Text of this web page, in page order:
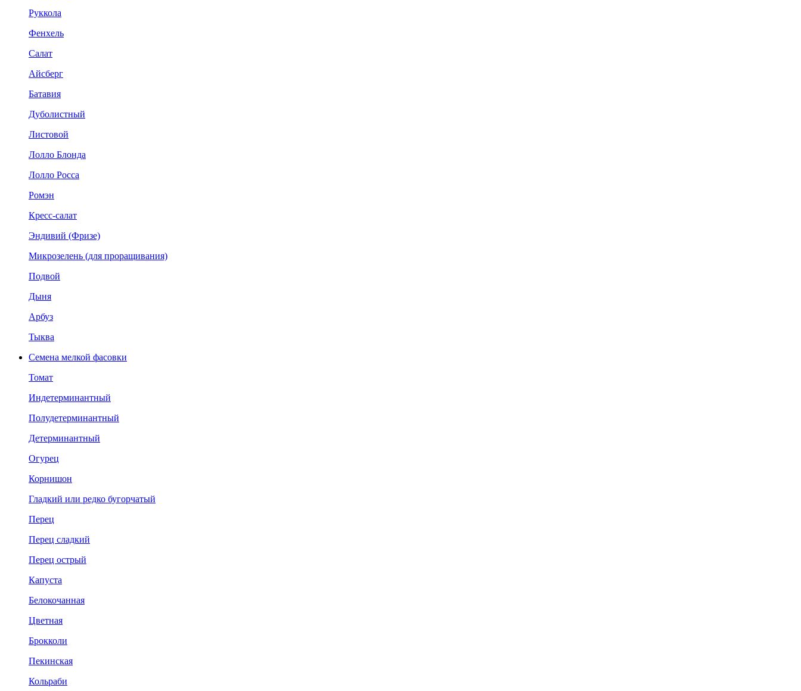
Руккола
Фенхель
Салат
Айсберг
Батавия
Дуболистный
Листовой
Лолло Блонда
Лолло Росса
Ромэн
Кресс-салат
Эндивий (Фризе)
Микрозелень (для проращивания)
Подвой
Дыня
Арбуз
Тыква
Семена мелкой фасовки
Томат
Индетерминантный
Полудетерминантный
Детерминантный
Огурец
Корнишон
Гладкий или редко бугорчатый
Перец
Перец сладкий
Перец острый
Капуста
Белокочанная
Цветная
Брокколи
Пекинская
Кольраби